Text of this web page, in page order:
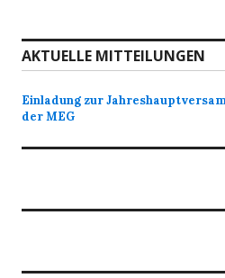
AKTUELLE MITTEILUNGEN
Einladung zur
der MEG